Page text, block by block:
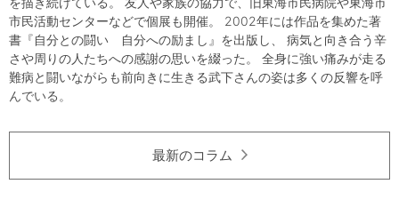
市民活動センターなどで個展も開催。 2002年には作品を集めた著
書『自分との闘い 自分への励まし』を出版し、 病気と向き合う辛
さや周りの人たちへの感謝の思いを綴った。 全身に強い痛みが走る
難病と闘いながらも前向きに生きる武下さんの姿は多くの反響を呼
んでいる。
最新のコラム